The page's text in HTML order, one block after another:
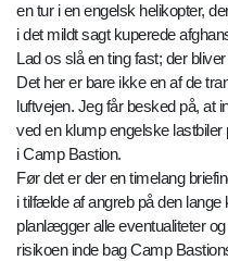
en tur i en engelsk helikopter,
i det mildt sagt kuperede
Lad os slå en ting fast; der
Det her er bare ikke en af de
luftvejen. Jeg får besked på, at
ved en klump engelske
i Camp Bastion.
Før det er der en timelang
i tilfælde af angreb på den
planlægger alle eventualiteter
risikoen inde bag Camp